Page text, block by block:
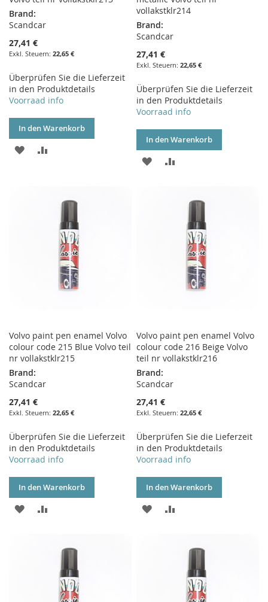
Brand:
Scandcar
27,41 €
22,65 €
Überprüfen Sie die Lieferzeit
in den Produktdetails
Voorraad info
In den Warenkorb
ZUR
vollakstklr214
Brand:
Scandcar
27,41 €
22,65 €
Überprüfen Sie die Lieferzeit
in den Produktdetails
Voorraad info
In den Warenkorb
ZUR
HINZUFÜGENHINZUFÜGEN
Volvo paint pen enamel Volvo
colour code 215 Blue Volvo teil
nr vollakstklr215
Brand:
Scandcar
27,41 €
22,65 €
Überprüfen Sie die Lieferzeit
in den Produktdetails
Voorraad info
In den Warenkorb
ZUR
HINZUFÜGENHINZUFÜGEN
Volvo paint pen enamel Volvo
colour code 216 Beige Volvo
teil nr vollakstklr216
Brand:
Scandcar
27,41 €
22,65 €
Überprüfen Sie die Lieferzeit
in den Produktdetails
Voorraad info
In den Warenkorb
ZUR
HINZUFÜGENHINZUFÜGEN